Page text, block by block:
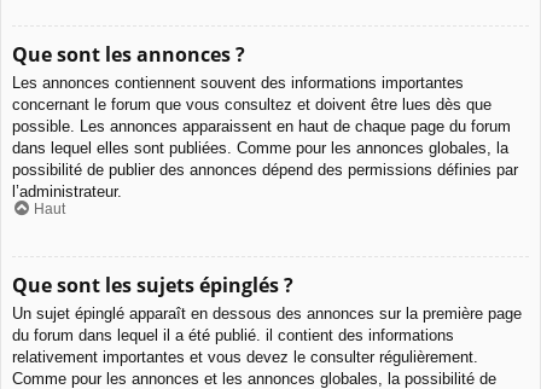
Que sont les annonces ?
Les annonces contiennent souvent des informations importantes
concernant le forum que vous consultez et doivent être lues dès que
possible. Les annonces apparaissent en haut de chaque page du forum
dans lequel elles sont publiées. Comme pour les annonces globales, la
possibilité de publier des annonces dépend des permissions définies par
l’administrateur.
Haut
Que sont les sujets épinglés ?
Un sujet épinglé apparaît en dessous des annonces sur la première page
du forum dans lequel il a été publié. il contient des informations
relativement importantes et vous devez le consulter régulièrement.
Comme pour les annonces et les annonces globales, la possibilité de